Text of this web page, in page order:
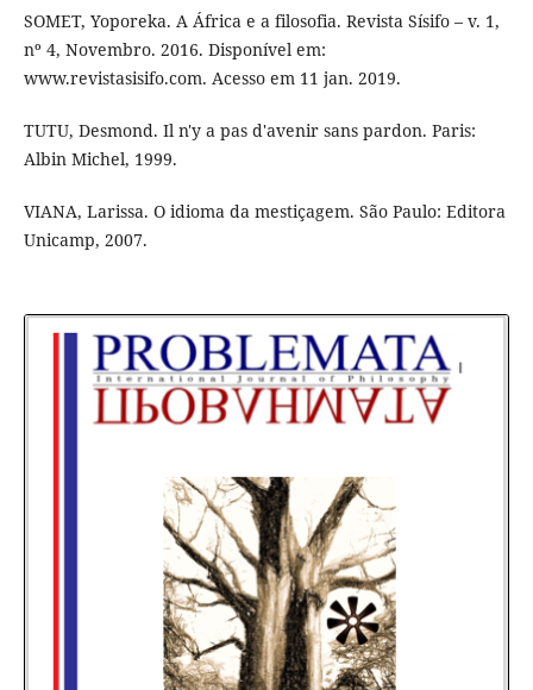
SOMET, Yoporeka. A África e a filosofia. Revista Sísifo – v. 1,
nº 4, Novembro. 2016. Disponível em:
www.revistasisifo.com. Acesso em 11 jan. 2019.
TUTU, Desmond. Il n'y a pas d'avenir sans pardon. Paris:
Albin Michel, 1999.
VIANA, Larissa. O idioma da mestiçagem. São Paulo: Editora
Unicamp, 2007.